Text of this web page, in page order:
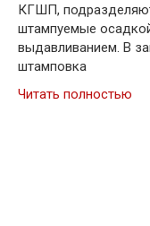
КГШП,
штампуемые
выдавливанием. В
штамповка
Читать полностью